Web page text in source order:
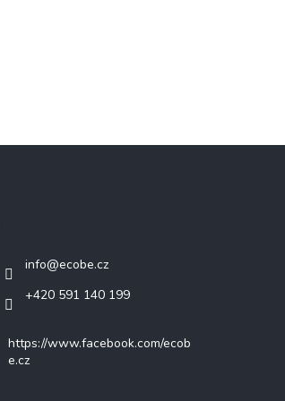
info@ecobe.cz
+420 591 140 199
https://www.facebook.com/ecob
e.cz